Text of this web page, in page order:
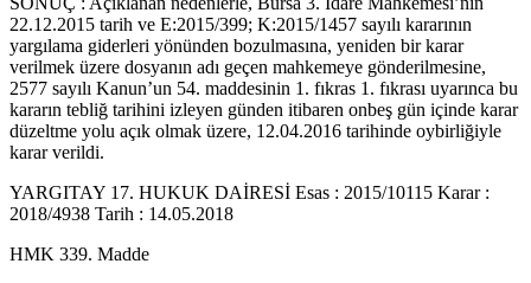
22.12.2015 tarih ve E:2015/399; K:2015/1457 sayılı kararının
yargılama giderleri yönünden bozulmasına, yeniden bir karar
verilmek üzere dosyanın adı geçen mahkemeye gönderilmesine,
2577 sayılı Kanun’un 54. maddesinin 1. fıkras 1. fıkrası uyarınca bu
kararın tebliğ tarihini izleyen günden itibaren onbeş gün içinde karar
düzeltme yolu açık olmak üzere, 12.04.2016 tarihinde oybirliğiyle
karar verildi.
YARGITAY 17. HUKUK DAİRESİ Esas : 2015/10115 Karar :
2018/4938 Tarih : 14.05.2018
HMK 339. Madde